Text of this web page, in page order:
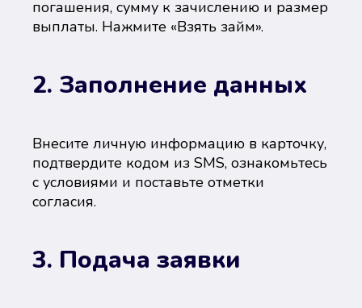
погашения, сумму к зачислению и размер
выплаты. Нажмите «Взять займ».
2. Заполнение данных
Внесите личную информацию в карточку,
подтвердите кодом из SMS, ознакомьтесь
с условиями и поставьте отметки
согласия.
3. Подача заявки